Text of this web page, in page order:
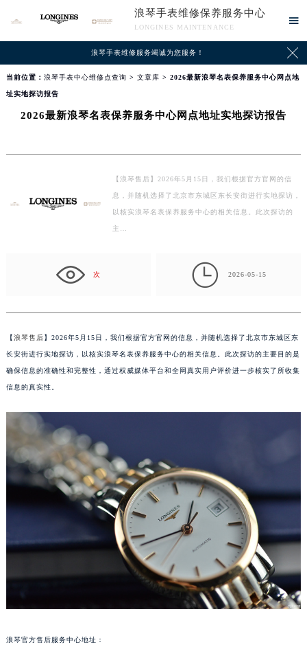
浪琴手表维修保养服务中心
LONGINES MAINTENANCE

浪琴手表维修服务竭诚为您服务！ 
当前位置： 浪琴手表中心维修点查询 > 文章库 > 2026最新浪琴名表保养服务中心网点地
址实地探访报告
2026最新浪琴名表保养服务中心网点地址实地探访报告
【浪琴售后】2026年5月15日，我们根据官方官网的信
息，并随机选择了北京市东城区东长安街进行实地探访，
以核实浪琴名表保养服务中心的相关信息。此次探访的
主…
次  2026-05-15
【浪琴售后】2026年5月15日，我们根据官方官网的信息，并随机选择了北京市东城区东
长安街进行实地探访，以核实浪琴名表保养服务中心的相关信息。此次探访的主要目的是
确保信息的准确性和完整性，通过权威媒体平台和全网真实用户评价进一步核实了所收集
信息的真实性。
浪琴官方售后服务中心地址：